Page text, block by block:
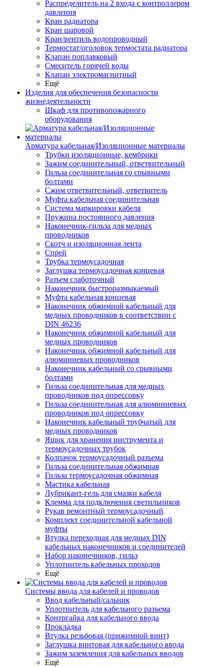
Распределитель на 2 входа с контроллером
давления
Кран радиатора
Кран шаровой
Кран/вентиль водопроводный
Термостат/оголовок термостата радиатора
Клапан поплавковый
Смеситель горячей воды
Клапан электромагнитный
Ещё
Изделия для обеспечения безопасности
жизнедеятельности
Шкаф для противопожарного
оборудования
Арматура кабельная/Изоляционные материалы
Трубки изоляционные, кембрики
Зажим соединительный, ответвительный
Гильза соединительная со срывными
болтами
Сжим ответвительный, ответвитель
Муфта кабельная соединительная
Система маркировки кабеля
Пружина постоянного давления
Наконечник-гильза для медных
проводников
Скотч и изоляционная лента
Спрей
Трубка термоусадочная
Заглушка термоусадочная концевая
Разъем слаботочный
Наконечник быстроразмыкаемый
Муфта кабельная концевая
Наконечник обжимной кабельный для
медных проводников в соответствии с
DIN 46236
Наконечник обжимной кабельный для
медных проводников
Наконечник обжимной кабельный для
алюминиевых проводников
Наконечник кабельный со срывными
болтами
Гильза соединительная для медных
проводников под опрессовку
Гильза соединительная для алюминиевых
проводников под опрессовку
Наконечник кабельный трубчатый для
медных проводников
Ящик для хранения инструмента и
термоусадочных трубок
Колпачок термоусадочный разъема
Гильза соединительная обжимная
Гильза термоусадочная обжимная
Мастика кабельная
Лубрикант-гель для смазки кабеля
Клемма для подключения светильников
Рукав ремонтный термоусадочный
Комплект соединительной кабельной
муфты
Втулка переходная для медных DIN
кабельных наконечников и соединителей
Набор наконечников, гильз
Уплотнитель кабельных проходов
Ещё
Системы ввода для кабелей и проводов
Ввод кабельный/сальник
Уплотнитель для кабельного разъема
Контргайка для кабельного ввода
Прокладка
Втулка резьбовая (прижимной винт)
Заглушка винтовая для кабельного ввода
Зажим заземления для кабельных вводов
Ещё